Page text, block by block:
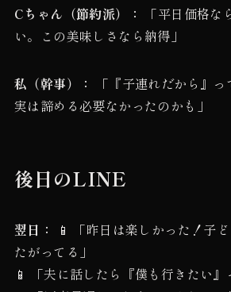
Cちゃん（節約派）：
「平日価格な
い。この美味しさなら納得」
私（幹事）：
「『子連れだから』っ
実は諦める必要なかったのかも」
後日のLINE
翌日：
📱 「昨日は楽しかった！子
たがってる」
📱 「夫に話したら『僕も行きたい』